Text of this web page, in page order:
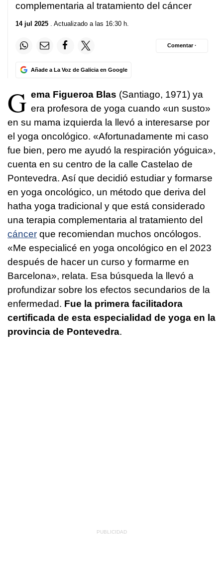
complementaria al tratamiento del cáncer
14 jul 2025 . Actualizado a las 16:30 h.
Añade a La Voz de Galicia en Google
Comentar ·
G ema Figueroa Blas (Santiago, 1971) ya
era profesora de yoga cuando «un susto»
en su mama izquierda la llevó a interesarse por
el yoga oncológico. «Afortunadamente mi caso
fue bien, pero me ayudó la respiración yóguica»,
cuenta en su centro de la calle Castelao de
Pontevedra. Así que decidió estudiar y formarse
en yoga oncológico, un método que deriva del
hatha yoga tradicional y que está considerado
una terapia complementaria al tratamiento del
cáncer que recomiendan muchos oncólogos.
«Me especialicé en yoga oncológico en el 2023
después de hacer un curso y formarme en
Barcelona», relata. Esa búsqueda la llevó a
profundizar sobre los efectos secundarios de la
enfermedad. Fue la primera facilitadora
certificada de esta especialidad de yoga en la
provincia de Pontevedra.